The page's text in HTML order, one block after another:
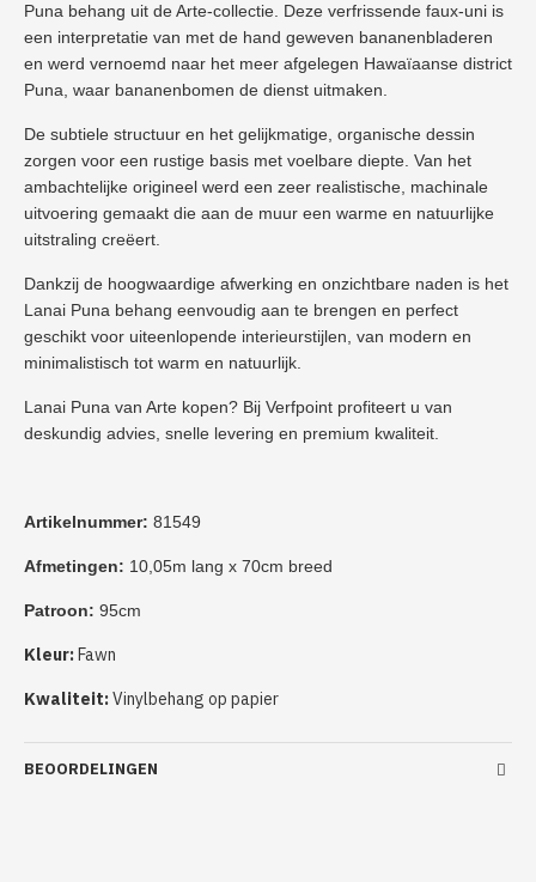
Puna behang uit de Arte-collectie. Deze verfrissende faux-uni is
een interpretatie van met de hand geweven bananenbladeren
en werd vernoemd naar het meer afgelegen Hawaïaanse district
Puna, waar bananenbomen de dienst uitmaken.
De subtiele structuur en het gelijkmatige, organische dessin
zorgen voor een rustige basis met voelbare diepte. Van het
ambachtelijke origineel werd een zeer realistische, machinale
uitvoering gemaakt die aan de muur een warme en natuurlijke
uitstraling creëert.
Dankzij de hoogwaardige afwerking en onzichtbare naden is het
Lanai Puna behang eenvoudig aan te brengen en perfect
geschikt voor uiteenlopende interieurstijlen, van modern en
minimalistisch tot warm en natuurlijk.
Lanai Puna van Arte kopen? Bij Verfpoint profiteert u van
deskundig advies, snelle levering en premium kwaliteit.
Artikelnummer: 81549
Afmetingen: 10,05m lang x 70cm breed
Patroon: 95cm
Kleur: Fawn
Kwaliteit:Vinylbehang op papier
BEOORDELINGEN